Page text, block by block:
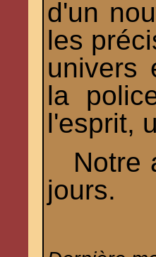
d'un
les
univers
la
l'esprit,
Notre
jours.